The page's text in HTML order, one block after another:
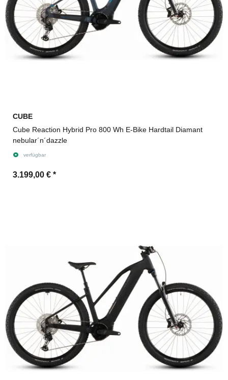
CUBE
Cube Reaction Hybrid Pro 800 Wh E-Bike Hardtail Diamant
nebular´n´dazzle
verfügbar
3.199,00 € *